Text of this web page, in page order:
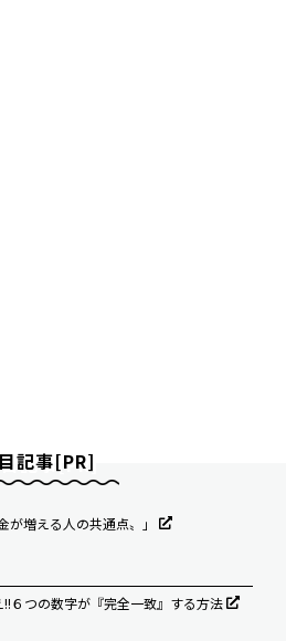
記事[PR]
が増える人の共通点〟」
６つの数字が『完全一致』する方法